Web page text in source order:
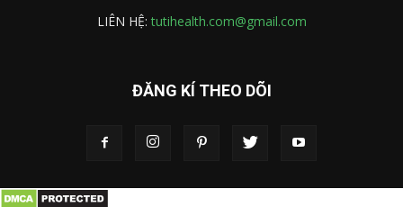
LIÊN HỆ:tutihealth.com@gmail.com
ĐĂNG KÍ THEO DÕI